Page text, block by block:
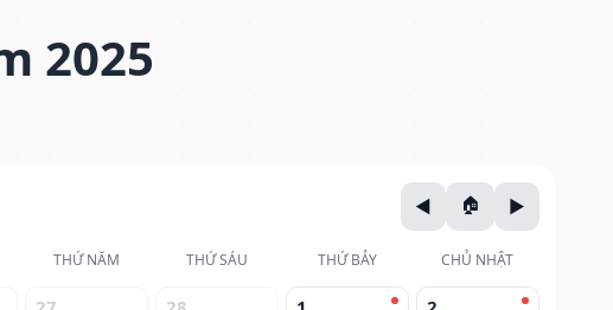
2025
THỨ NĂM THỨ SÁU THỨ BẢY CHỦ NHẬT